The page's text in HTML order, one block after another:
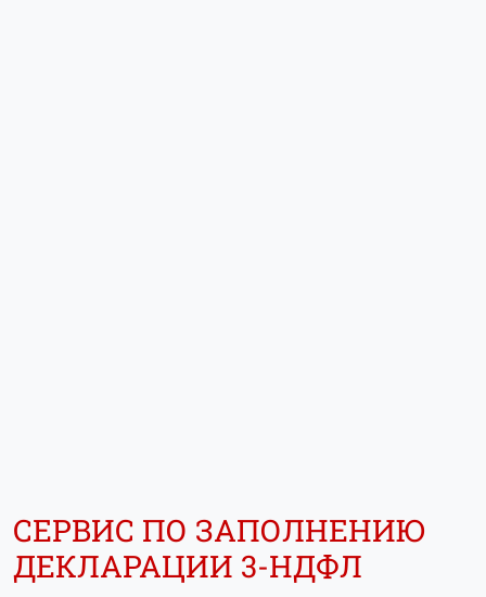
СЕРВИС ПО ЗАПОЛНЕНИЮ
ДЕКЛАРАЦИИ 3-НДФЛ